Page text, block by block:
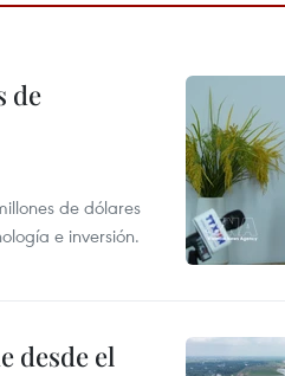
de
de dólares
e inversión.
desde el